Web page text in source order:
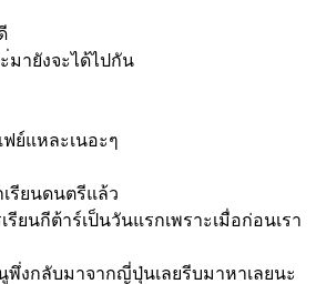
มายังจะได้ไปกัน
ย์แหละเนอะๆ
รียนดนตรีแล้ว
รียนกีต้าร์เป็นวันแรกเพราะเมื่อก่อนเรา
งกลับมาจากญี่ปุ่นเลยรีบมาหาเลยนะ